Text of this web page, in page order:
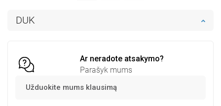
DUK
Ar neradote atsakymo?
Parašyk mums
Užduokite mums klausimą